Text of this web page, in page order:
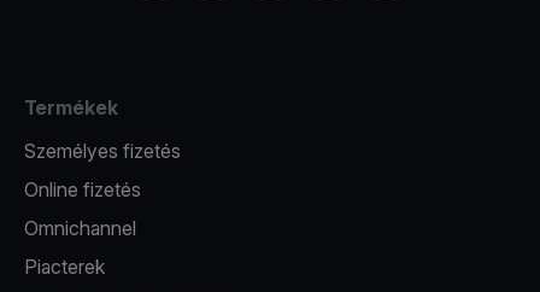
Termékek
Személyes fizetés
Online fizetés
Omnichannel
Piacterek